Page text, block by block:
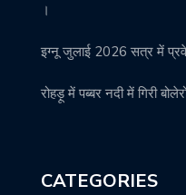
।
इग्नू जुलाई 2026 सत्र में
रोहड़ू में पब्बर नदी में गिरी
CATEGORIES